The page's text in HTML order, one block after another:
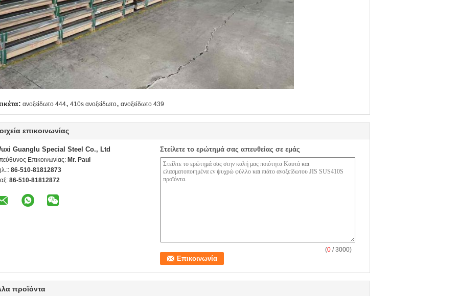
ανοξείδωτο 444, 410s ανοξείδωτο, ανοξείδωτο 439
επικοινωνίας
Guanglu Special Steel Co., Ltd
Επικοινωνίας: Mr. Paul
86-510-81812873
86-510-81812872
Στείλετε το ερώτημά σας απευθείας σε εμάς
(0 / 3000)
προϊόντα